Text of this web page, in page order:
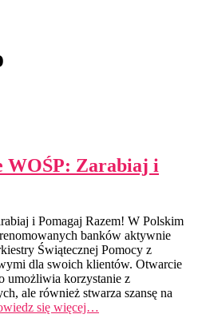
WOŚP: Zarabiaj i
i Pomagaj Razem! W Polskim
banków aktywnie
Świątecznej Pomocy z
dla swoich klientów. Otwarcie
umożliwia korzystanie z
ale również stwarza szansę na
się więcej…